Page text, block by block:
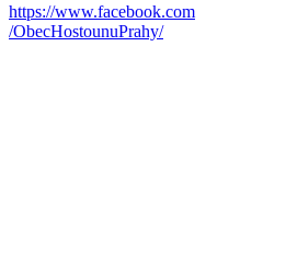
https://www.facebook.com
/ObecHostounuPrahy/